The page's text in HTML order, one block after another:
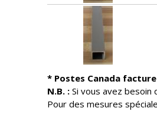
* Postes Canada
N.B. : Si vous avez besoin
Pour des mesures